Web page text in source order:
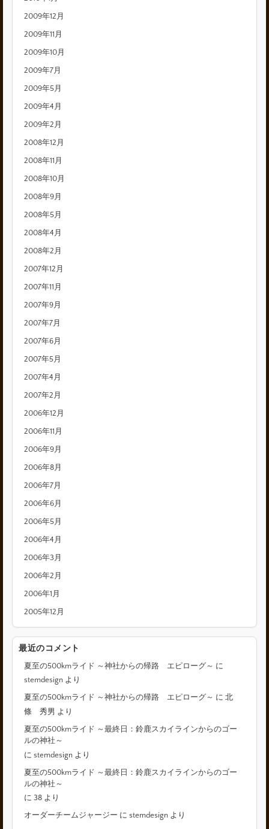
2009年12月
2009年11月
2009年10月
2009年7月
2009年5月
2009年4月
2009年2月
2008年12月
2008年11月
2008年10月
2008年9月
2008年5月
2008年4月
2008年2月
2007年12月
2007年11月
2007年9月
2007年7月
2007年6月
2007年5月
2007年4月
2007年2月
2006年12月
2006年11月
2006年9月
2006年8月
2006年7月
2006年6月
2006年5月
2006年4月
2006年3月
2006年2月
2006年1月
2005年12月
最近のコメント
夏至の500kmライド ～神社からの帰路 エピローグ～ に
stemdesign より
夏至の500kmライド ～神社からの帰路 エピローグ～ に北
條 秀男 より
夏至の500kmライド ～最終日：鈴鹿スカイラインからのゴー
ルの神社～
にstemdesign より
夏至の500kmライド ～最終日：鈴鹿スカイラインからのゴー
ルの神社～
に38 より
オーダーチームジャージー にstemdesign より